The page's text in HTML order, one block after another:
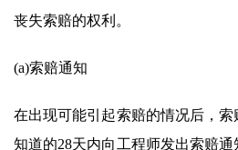
丧失索赔的权利。
(a)索赔通知
在出现可能引起索赔的情况后，
知道的28天内向工程师发出索赔